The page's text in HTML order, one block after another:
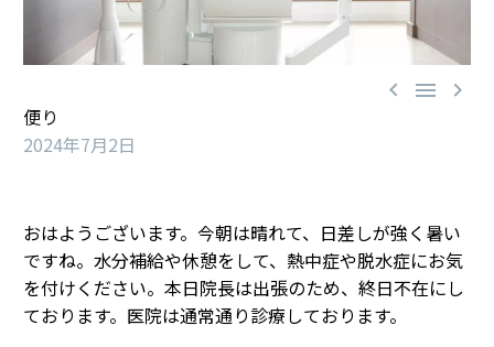
  
便り
2024年7月2日
おはようございます。今朝は晴れて、日差しが強く暑い
ですね。水分補給や休憩をして、熱中症や脱水症にお気
を付けください。本日院長は出張のため、終日不在にし
ております。医院は通常通り診療しております。